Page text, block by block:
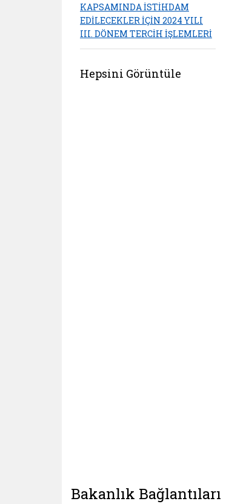
KAPSAMINDA İSTİHDAM
EDİLECEKLER İÇİN 2024 YILI
III. DÖNEM TERCİH İŞLEMLERİ
Hepsini Görüntüle
Bakanlık Bağlantıları